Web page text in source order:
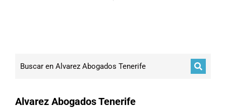
Alvarez Abogados Tenerife